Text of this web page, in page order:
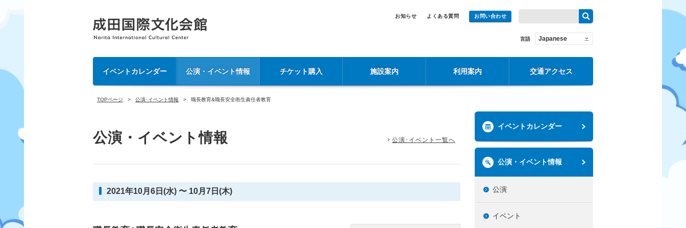
お知らせ よくある質問 お問い合わせ
言語 Japanese
イベントカレンダー 公演・イベント情報 チケット購入 施設案内 利用案内 交通アクセス
TOPページ 公演･イベント情報 職長教育&職長安全衛生責任者教育
公演・イベント情報 公演･イベント一覧へ
2021年10月6日(水) 〜 10月7日(木)
イベントカレンダー
公演・イベント情報
公演
イベント